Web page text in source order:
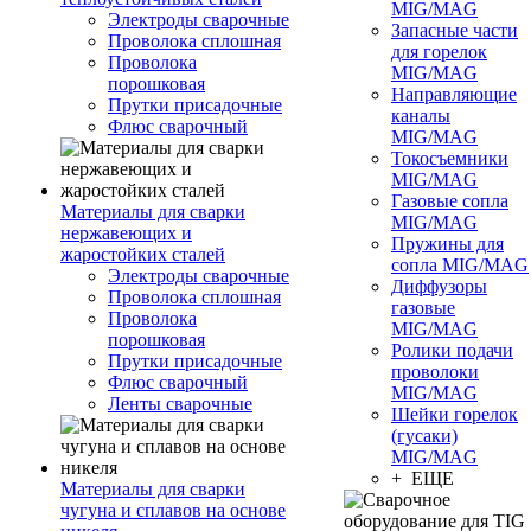
Электроды сварочные
Проволока сплошная
Проволока
порошковая
Прутки присадочные
Флюс сварочный
Материалы для сварки
нержавеющих и
жаростойких сталей
Электроды сварочные
Проволока сплошная
Проволока
порошковая
Прутки присадочные
Флюс сварочный
Ленты сварочные
Материалы для сварки
чугуна и сплавов на основе
MIG/MAG
Запасные части
для горелок
MIG/MAG
Направляющие
каналы
MIG/MAG
Токосъемники
MIG/MAG
Газовые сопла
MIG/MAG
Пружины для
сопла MIG/MAG
Диффузоры
газовые
MIG/MAG
Ролики подачи
проволоки
MIG/MAG
Шейки горелок
(гусаки)
MIG/MAG
+ ЕЩЕ